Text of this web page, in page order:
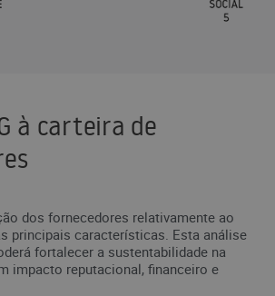
à carteira de
dos fornecedores relativamente ao
principais características. Esta análise
fortalecer a sustentabilidade na
impacto reputacional, financeiro e